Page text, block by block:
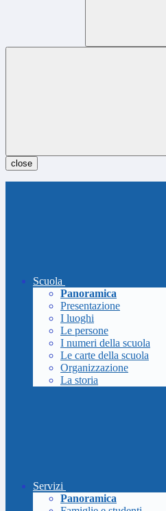
close
Scuola
Panoramica
Presentazione
I luoghi
Le persone
I numeri della scuola
Le carte della scuola
Organizzazione
La storia
Servizi
Panoramica